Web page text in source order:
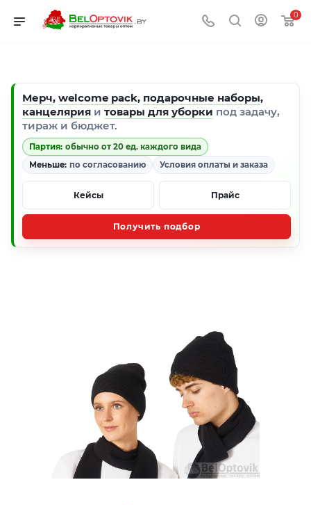
0
Мерч, welcome pack, подарочные наборы,
канцелярия и товары для уборки под задачу,
тираж и бюджет.
Партия: обычно от 20 ед. каждого вида
Меньше: по согласованию Условия оплаты и заказа
Кейсы Прайс
Получить подбор